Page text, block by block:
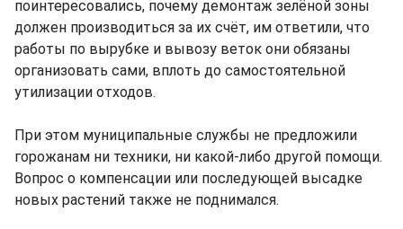
поинтересовались, почему демонтаж зелёной зоны
должен производиться за их счёт, им ответили, что
работы по вырубке и вывозу веток они обязаны
организовать сами, вплоть до самостоятельной
утилизации отходов.
При этом муниципальные службы не предложили
горожанам ни техники, ни какой-либо другой помощи.
Вопрос о компенсации или последующей высадке
новых растений также не поднимался.